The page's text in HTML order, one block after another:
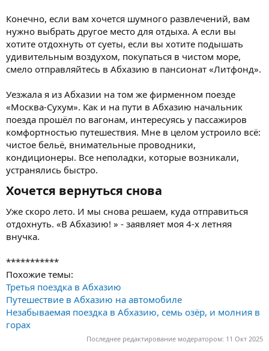
Конечно, если вам хочется шумного развлечений, вам
нужно выбрать другое место для отдыха. А если вы
хотите отдохнуть от суеты, если вы хотите подышать
удивительным воздухом, покупаться в чистом море,
смело отправляйтесь в Абхазию в пансионат «Литфонд».
Уезжала я из Абхазии на том же фирменном поезде
«Москва-Сухум». Как и на пути в Абхазию начальник
поезда прошёл по вагонам, интересуясь у пассажиров
комфортностью путешествия. Мне в целом устроило всё:
чистое бельё, внимательные проводники,
кондиционеры. Все неполадки, которые возникали,
устранялись быстро.
Хочется вернуться снова​
Уже скоро лето. И мы снова решаем, куда отправиться
отдохнуть. «В Абхазию! » - заявляет моя 4-х летняя
внучка.
***********
Похожие темы:
Третья поездка в Абхазию
Путешествие в Абхазию на автомобиле
Незабываемая поездка в Абхазию, семь озёр, и молния в
горах
Последнее редактирование модератором: 11 Окт 2025